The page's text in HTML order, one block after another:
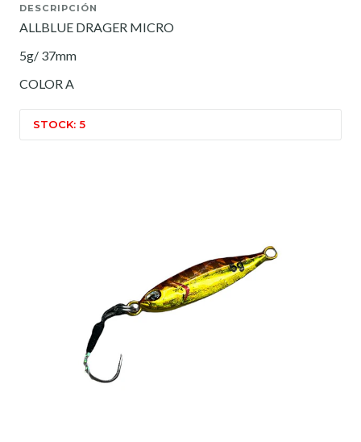
DESCRIPCIÓN
ALLBLUE DRAGER MICRO
5g/ 37mm
COLOR A
STOCK: 5